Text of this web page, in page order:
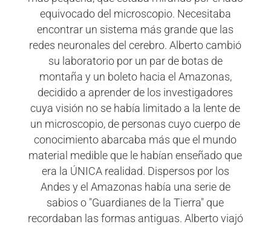
equivocado del microscopio. Necesitaba
encontrar un sistema más grande que las
redes neuronales del cerebro. Alberto cambió
su laboratorio por un par de botas de
montaña y un boleto hacia el Amazonas,
decidido a aprender de los investigadores
cuya visión no se había limitado a la lente de
un microscopio, de personas cuyo cuerpo de
conocimiento abarcaba más que el mundo
material medible que le habían enseñado que
era la ÚNICA realidad. Dispersos por los
Andes y el Amazonas había una serie de
sabios o "Guardianes de la Tierra" que
recordaban las formas antiguas. Alberto viajó